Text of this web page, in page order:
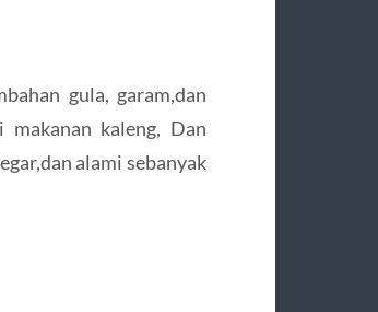
gula, garam,dan
kaleng, Dan
alami sebanyak